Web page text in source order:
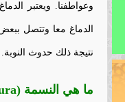
وعواطفنا. ويعتبر
الدماغ معا وتتصل
نتيجة ذلك حدوث
ما هي النسمة (aura) الاستشعار بقرب حدوث النوبة؟